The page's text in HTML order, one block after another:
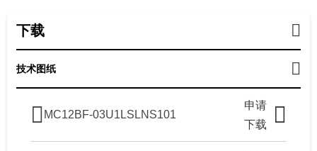
下载
技术图纸
MC12BF-03U1LSLNS101
申请
下载